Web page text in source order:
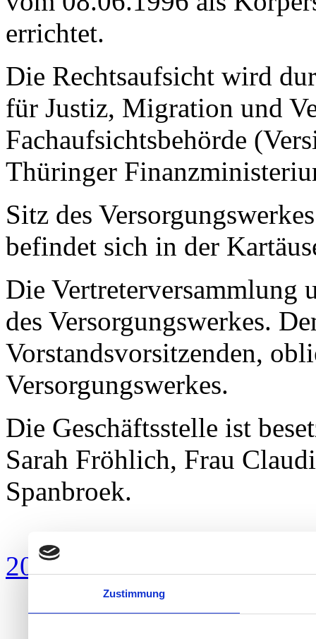
Zustimmung
errichtet.
Die Rechtsaufsicht wird
für Justiz, Migration und
Fachaufsichtsbehörde
Thüringer
Sitz des
befindet sich in der
Die Vertreterversammlung
des Versorgungswerkes.
Vorstandsvorsitzenden,
Versorgungswerkes.
Die Geschäftsstelle ist
Sarah Fröhlich, Frau
Spanbroek.
2014 - 2020 copyright cdl-